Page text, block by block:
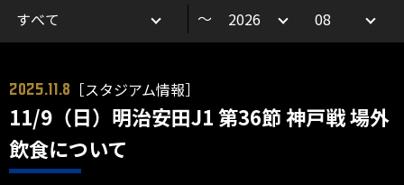
～
2025.11.8 ［スタジアム情報］
11/9（日）明治安田J1 第36節 神戸戦 場外
飲食について